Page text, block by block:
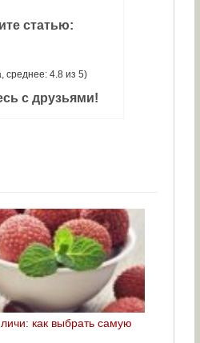
статью:
среднее: 4.8 из 5)
с друзьями!
как выбрать самую